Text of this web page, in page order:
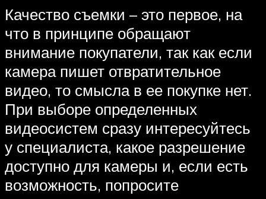
Качество съемки – это первое, на
что в принципе обращают
внимание покупатели, так как если
камера пишет отвратительное
видео, то смысла в ее покупке нет.
При выборе определенных
видеосистем сразу интересуйтесь
у специалиста, какое разрешение
доступно для камеры и, если есть
возможность, попросите